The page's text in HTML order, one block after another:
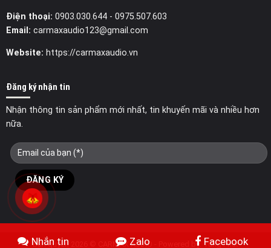
Điện thoại: 0903.030.644- 0975.507.603
Email: carmaxaudio123@gmail.com
Website: https://carmaxaudio.vn
Đăng ký nhận tin
Nhận thông tin sản phẩm mới nhất, tin khuyến mãi và nhiều hơn
nữa.
Bản quyền 2026 © CARMAX AUDIO - Powered by: Tùng Phát
Nhắn tin Zalo Facebook